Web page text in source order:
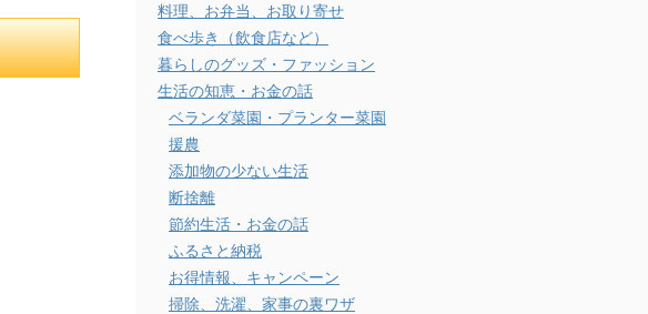
料理、お弁当、お取り寄せ
食べ歩き（飲食店など）
暮らしのグッズ・ファッション
生活の知恵・お金の話
ベランダ菜園・プランター菜園
援農
添加物の少ない生活
断捨離
節約生活・お金の話
ふるさと納税
お得情報、キャンペーン
掃除、洗濯、家事の裏ワザ